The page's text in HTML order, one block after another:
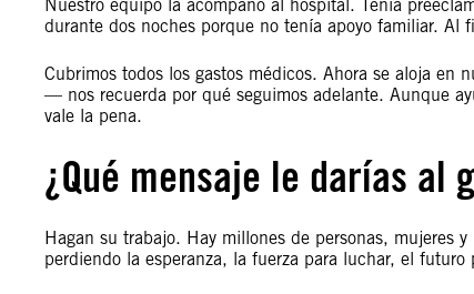
Nuestro equipo la acompañó al hospital. Tenía
durante dos noches porque no tenía apoyo familiar. Al
Cubrimos todos los gastos médicos. Ahora se aloja
— nos recuerda por qué seguimos adelante. Aunque
vale la pena.
¿Qué mensaje le darías al
Hagan su trabajo. Hay millones de personas, mujeres
perdiendo la esperanza, la fuerza para luchar, el